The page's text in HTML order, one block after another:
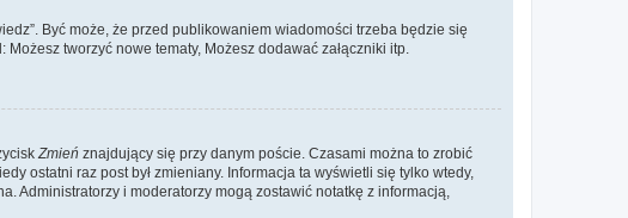
Być może, że przed publikowaniem wiadomości trzeba będzie się
tworzyć nowe tematy, Możesz dodawać załączniki itp.
Zmień znajdujący się przy danym poście. Czasami można to zrobić
ostatni raz post był zmieniany. Informacja ta wyświetli się tylko wtedy,
Administratorzy i moderatorzy mogą zostawić notatkę z informacją,